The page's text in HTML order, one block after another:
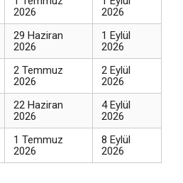
2026
2026
29 Haziran
2026
1 Eylül
2026
2 Temmuz
2026
2 Eylül
2026
22 Haziran
2026
4 Eylül
2026
1 Temmuz
2026
8 Eylül
2026